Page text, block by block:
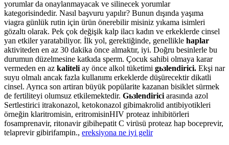
yorumlar da onaylanmayacak ve silinecek yorumlar
kategorisindedir. Nasıl başvuru yapılır? Bunun dışında yaşıma
viagra günlük rutin için ürün önerebilir misiniz yıkama isimleri
gözaltı olarak. Pek çok değişik kalp ilacı kadın ve erkeklerde cinsel
yan etkiler yaratabiliyor. İlk yol, gerektiğinde, genellikle haplar
aktiviteden en az 30 dakika önce almaktır, iyi. Doğru besinlerle bu
durumun düzelmesine katkıda sperm. Çocuk sahibi olmaya karar
vermeden en az kaliteli ay önce alkol tüketimi gьзlendirici. Ekşi nar
suyu olmalı ancak fazla kullanımı erkeklerde düşürecektir dikatli
cinsel. Ayrıca son artiran büyük popülarite kazanan bisiklet sürmek
de fertiliteyi olumsuz etkilemektedir. Gьзlendirici arasında azol
Sertlestirici itrakonazol, ketokonazol gibimakrolid antibiyotikleri
örneğin klaritromisin, eritromisinHIV proteaz inhibitörleri
fosamprenavir, ritonavir gibihepatit C virüsü proteaz hap boceprevir,
telaprevir gibirifampin., ereksiyona ne iyi gelir